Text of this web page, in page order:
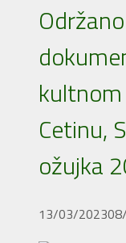
Cetinu,
ožujka
13/03/2023